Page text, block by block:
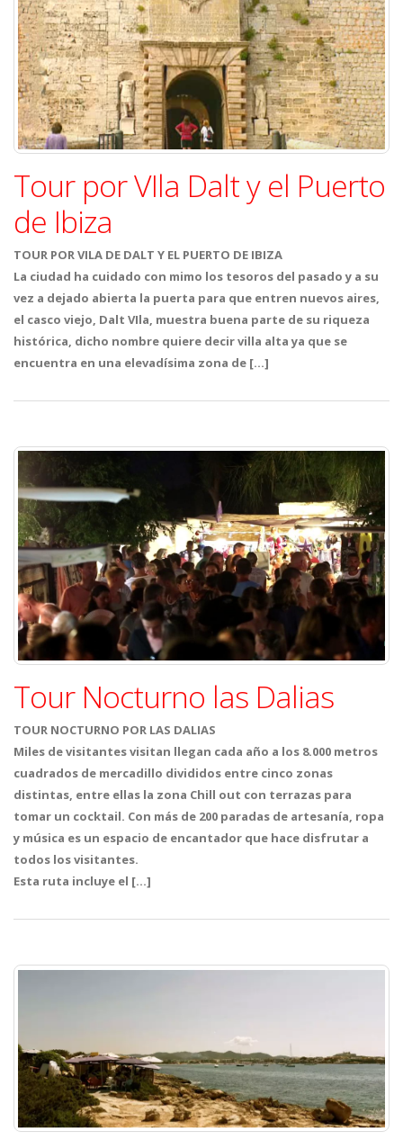
Tour por VIla Dalt y el Puerto
de Ibiza
TOUR POR VILA DE DALT Y EL PUERTO DE IBIZA
La ciudad ha cuidado con mimo los tesoros del pasado y a su
vez a dejado abierta la puerta para que entren nuevos aires,
el casco viejo, Dalt VIla, muestra buena parte de su riqueza
histórica, dicho nombre quiere decir villa alta ya que se
encuentra en una elevadísima zona de […]
Tour Nocturno las Dalias
TOUR NOCTURNO POR LAS DALIAS
Miles de visitantes visitan llegan cada año a los 8.000 metros
cuadrados de mercadillo divididos entre cinco zonas
distintas, entre ellas la zona Chill out con terrazas para
tomar un cocktail. Con más de 200 paradas de artesanía, ropa
y música es un espacio de encantador que hace disfrutar a
todos los visitantes.
Esta ruta incluye el […]